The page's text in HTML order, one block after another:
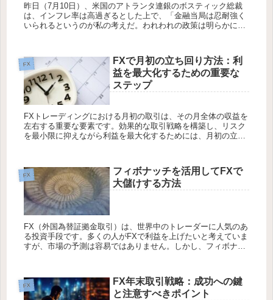
昨日（7月10日）、米国のアトランタ連銀のボスティック総裁
は、インフレ率は高過ぎるとした上で、「金融当局は忍耐強く
いられるというのが私の考えだ。われわれの政策は明らかに景
FX
FXで月初の立ち回り方法：利
益を最大化するための重要な
ステップ
FXトレーディングにおける月初の取引は、その月全体の収益を
左右する重要な要素です。効果的な取引戦略を構築し、リスク
を最小限に抑えながら利益を最大化するためには、月初の立ち
FX
フィボナッチを活用してFXで
大儲けする方法
FX（外国為替証拠金取引）は、世界中のトレーダーに人気のあ
る投資手段です。多くの人がFXで利益を上げたいと考えていま
すが、市場の予測は容易ではありません。しかし、フィボナッ
FX
FX年末取引戦略：成功への鍵
と注意すべきポイント